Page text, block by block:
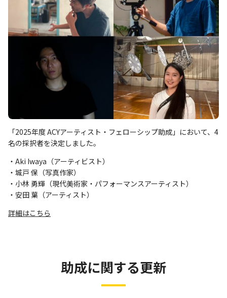
「2025年度 ACYアーティスト・フェローシップ助成」において、4
名の採択者を決定しました。
・Aki Iwaya（アーティビスト）
・城戸 保（写真作家）
・小林 勇輝（現代美術家・パフォーマンスアーティスト）
・安田 葉（アーティスト）
詳細はこちら
助成に関する更新